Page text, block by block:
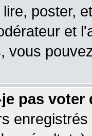
poster,
et
vous
pas voter